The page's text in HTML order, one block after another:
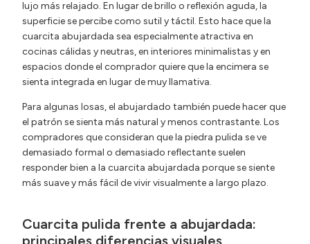
lujo más relajado. En lugar de brillo o reflexión aguda, la
superficie se percibe como sutil y táctil. Esto hace que la
cuarcita abujardada sea especialmente atractiva en
cocinas cálidas y neutras, en interiores minimalistas y en
espacios donde el comprador quiere que la encimera se
sienta integrada en lugar de muy llamativa.
Para algunas losas, el abujardado también puede hacer que
el patrón se sienta más natural y menos contrastante. Los
compradores que consideran que la piedra pulida se ve
demasiado formal o demasiado reflectante suelen
responder bien a la cuarcita abujardada porque se siente
más suave y más fácil de vivir visualmente a largo plazo.
Cuarcita pulida frente a abujardada: